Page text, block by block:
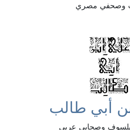
وصحفي مصري
أبي طالب
وصحابي عربي